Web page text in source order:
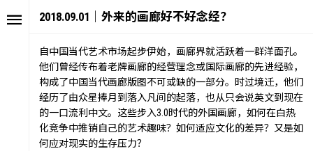
2018.09.01｜外来的画廊好不好念经？
自中国当代艺术市场起步伊始，画廊界就活跃着一群洋面孔。
他们曾经传布着老牌画廊的经营理念或国际画廊的先进经验，
构成了中国当代画廊版图不可或缺的一部分。时过境迁，他们
经历了由众星捧月到落入凡间的起落，也从只会说英文到现在
的一口流利中文。这些步入3.0时代的外国画廊，如何在白热
化竞争中推销自己的艺术趣味？如何适应文化的差异？又是如
何应对现实的生存压力？